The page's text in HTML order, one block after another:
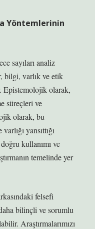
Yöntemlerinin
sayıları analiz
bilgi, varlık ve etik
Epistemolojik olarak,
süreçleri ve
olarak, bu
yansıttığı
kullanımı ve
temelinde yer
felsefi
bilinçli ve sorumlu
Araştırmalarımızı